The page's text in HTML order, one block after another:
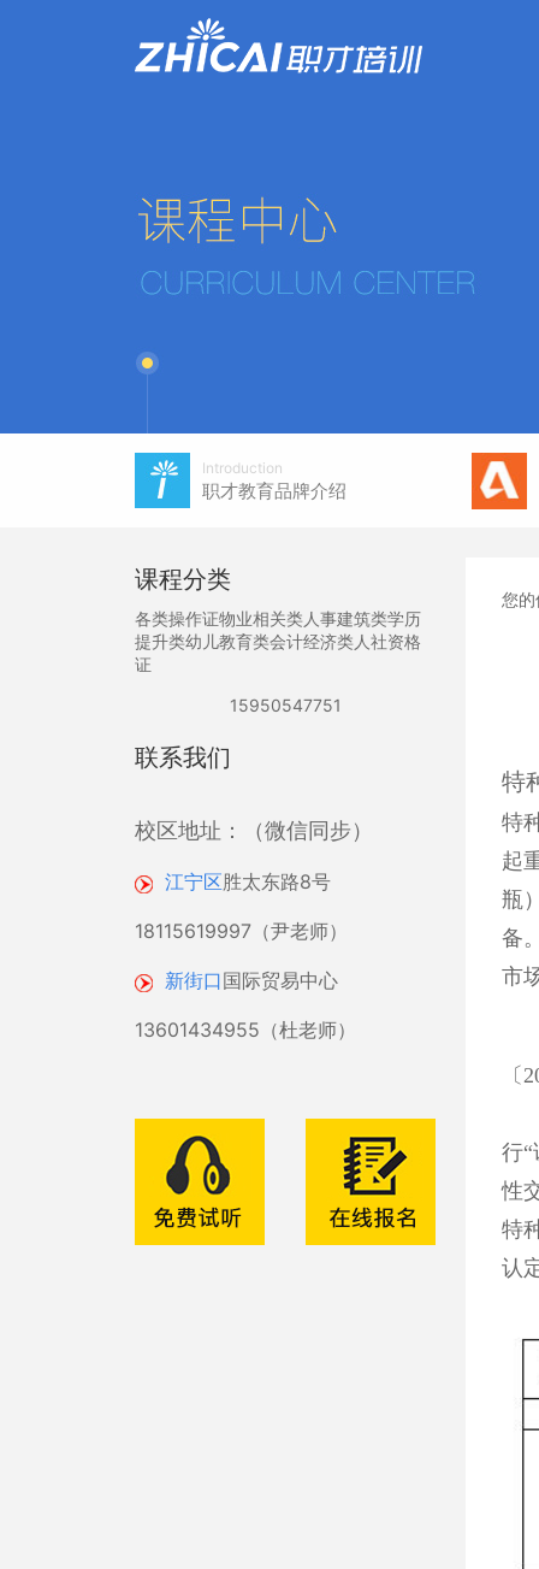
Introduction
职才教育品牌介绍
课程分类
各类操作证物业相关类人事建筑类学历
提升类幼儿教育类会计经济类人社资格
证
15950547751
联系我们
校区地址：（微信同步）
江宁区胜太东路8号
18115619997（尹老师）
新街口国际贸易中心
13601434955（杜老师）
您
特
特
起
瓶
备
市
〔
行
性
特
认